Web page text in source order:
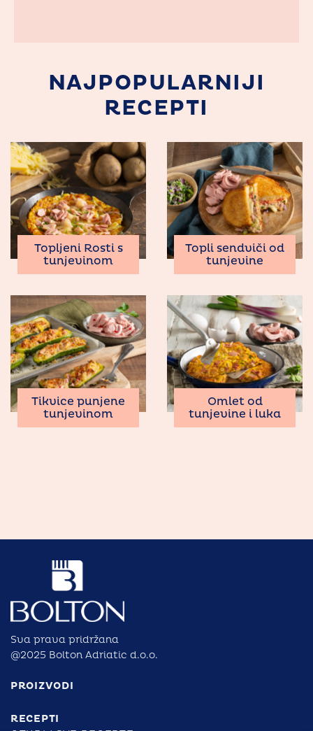
NAJPOPULARNIJI
RECEPTI
Topljeni Rosti s
tunjevinom
Topli sendviči od
tunjevine
Tikvice punjene
tunjevinom
Omlet od
tunjevine i luka
Sva prava pridržana
@2025 Bolton Adriatic d.o.o.
PROIZVODI
RECEPTI